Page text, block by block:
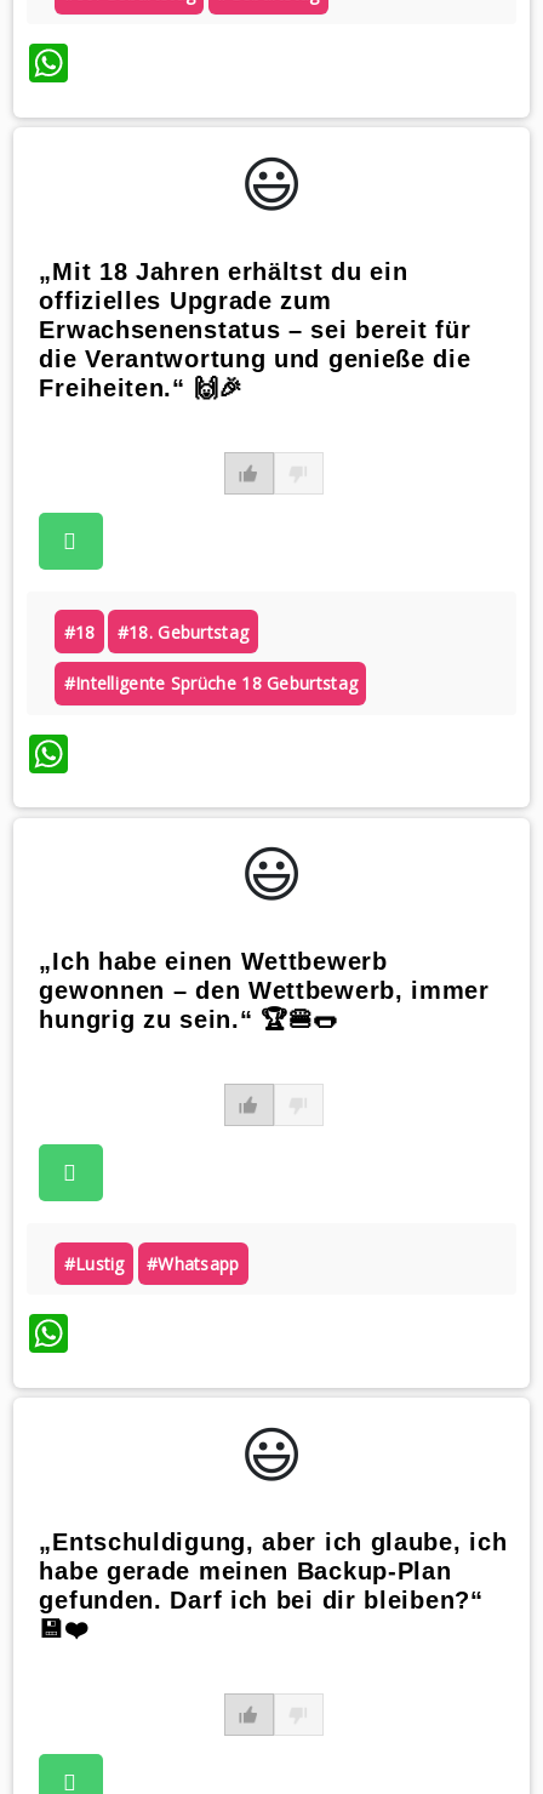
WhatsApp
😃️
„Mit 18 Jahren erhältst du ein
offizielles Upgrade zum
Erwachsenenstatus – sei bereit für
die Verantwortung und genieße die
Freiheiten.“ 🙌🎉
#18 #18. Geburtstag
#intelligente Sprüche 18 Geburtstag
WhatsApp
😃️
„Ich habe einen Wettbewerb
gewonnen – den Wettbewerb, immer
hungrig zu sein.“ 🏆🍔🌭
#lustig #whatsapp
WhatsApp
😃️
„Entschuldigung, aber ich glaube, ich
habe gerade meinen Backup-Plan
gefunden. Darf ich bei dir bleiben?“
💾❤️